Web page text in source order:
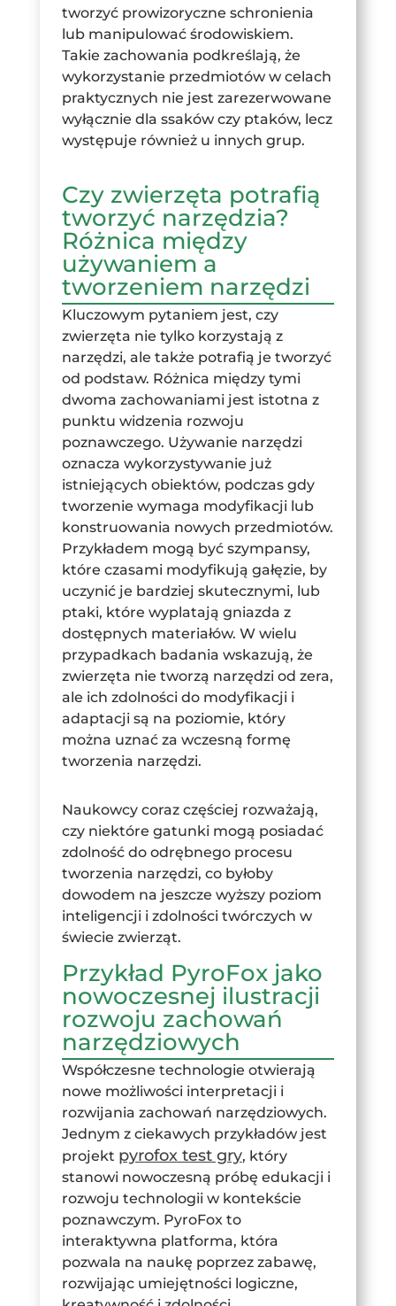
tworzyć prowizoryczne schronienia
lub manipulować środowiskiem.
Takie zachowania podkreślają, że
wykorzystanie przedmiotów w celach
praktycznych nie jest zarezerwowane
wyłącznie dla ssaków czy ptaków, lecz
występuje również u innych grup.
Czy zwierzęta potrafią
tworzyć narzędzia?
Różnica między
używaniem a
tworzeniem narzędzi
Kluczowym pytaniem jest, czy
zwierzęta nie tylko korzystają z
narzędzi, ale także potrafią je tworzyć
od podstaw. Różnica między tymi
dwoma zachowaniami jest istotna z
punktu widzenia rozwoju
poznawczego. Używanie narzędzi
oznacza wykorzystywanie już
istniejących obiektów, podczas gdy
tworzenie wymaga modyfikacji lub
konstruowania nowych przedmiotów.
Przykładem mogą być szympansy,
które czasami modyfikują gałęzie, by
uczynić je bardziej skutecznymi, lub
ptaki, które wyplatają gniazda z
dostępnych materiałów. W wielu
przypadkach badania wskazują, że
zwierzęta nie tworzą narzędzi od zera,
ale ich zdolności do modyfikacji i
adaptacji są na poziomie, który
można uznać za wczesną formę
tworzenia narzędzi.
Naukowcy coraz częściej rozważają,
czy niektóre gatunki mogą posiadać
zdolność do odrębnego procesu
tworzenia narzędzi, co byłoby
dowodem na jeszcze wyższy poziom
inteligencji i zdolności twórczych w
świecie zwierząt.
Przykład PyroFox jako
nowoczesnej ilustracji
rozwoju zachowań
narzędziowych
Współczesne technologie otwierają
nowe możliwości interpretacji i
rozwijania zachowań narzędziowych.
Jednym z ciekawych przykładów jest
projekt pyrofox test gry, który
stanowi nowoczesną próbę edukacji i
rozwoju technologii w kontekście
poznawczym. PyroFox to
interaktywna platforma, która
pozwala na naukę poprzez zabawę,
rozwijając umiejętności logiczne,